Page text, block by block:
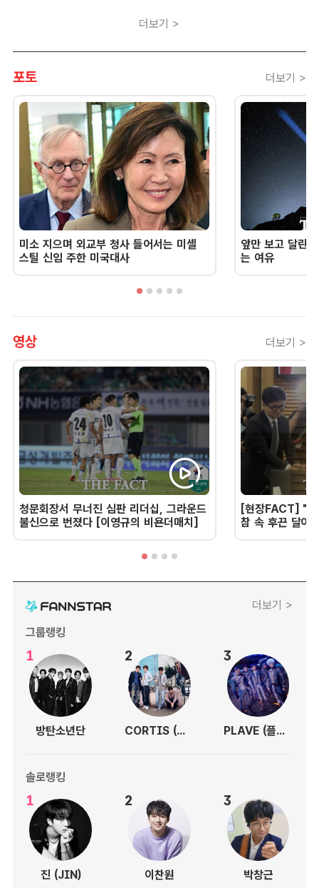
더보기 >
포토 더보기 >
미소 지으며 외교부 청사 들어서는 미셸
스틸 신임 주한 미국대사
앞만 보고 달린
는 여유
영상 더보기 >
청문회장서 무너진 심판 리더십, 그라운드
불신으로 번졌다 [이영규의 비욘더매치]
[현장FACT] "한
참 속 후끈 달아
더보기 >
그룹랭킹
1
방탄소년단
2
CORTIS (코르티스)
3
PLAVE (플레이브)
솔로랭킹
1
진 (JIN)
2
이찬원
3
박창근